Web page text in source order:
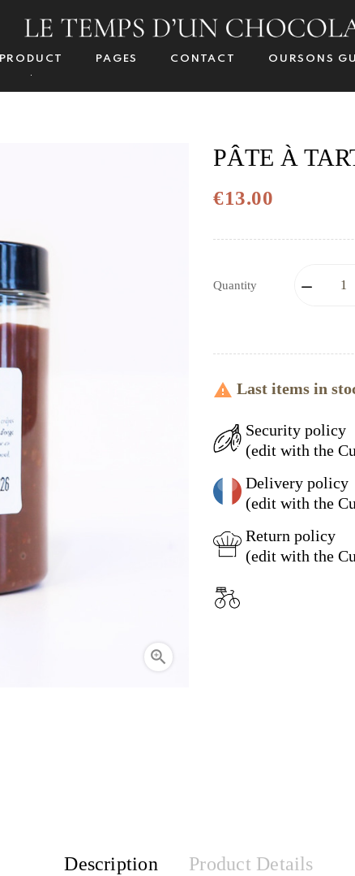
PRODUCT PAGES CONTACT OURSONS

PÂTE À
€13.00
Quantity
 Last items in
Security policy
(edit with the
Delivery policy
(edit with the
Return policy
(edit with the
Description Product Details